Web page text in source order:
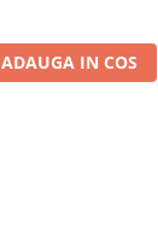
ADAUGA IN COS